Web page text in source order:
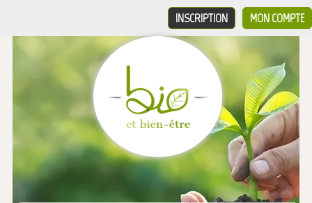
MON COMPTE
INSCRIPTION